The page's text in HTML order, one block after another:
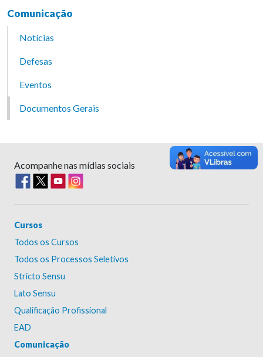
Comunicação
Notícias
Defesas
Eventos
Documentos Gerais
Acompanhe nas mídias sociais
Cursos
Todos os Cursos
Todos os Processos Seletivos
Stricto Sensu
Lato Sensu
Qualificação Profissional
EAD
Comunicação